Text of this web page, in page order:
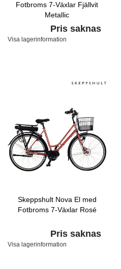
Fotbroms 7-Växlar Fjällvit
Metallic
Pris saknas
Visa lagerinformation
Skeppshult Nova El med
Fotbroms 7-Växlar Rosé
Pris saknas
Visa lagerinformation